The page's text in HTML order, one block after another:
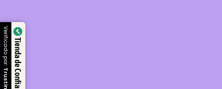
Tienda de Confianza
Verificado por: